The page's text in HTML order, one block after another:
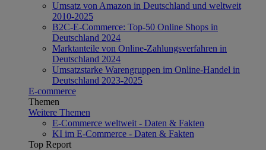
Umsatz von Amazon in Deutschland und weltweit
2010-2025
B2C-E-Commerce: Top-50 Online Shops in
Deutschland 2024
Marktanteile von Online-Zahlungsverfahren in
Deutschland 2024
Umsatzstarke Warengruppen im Online-Handel in
Deutschland 2023-2025
E-commerce
Themen
Weitere Themen
E-Commerce weltweit - Daten & Fakten
KI im E-Commerce - Daten & Fakten
Top Report